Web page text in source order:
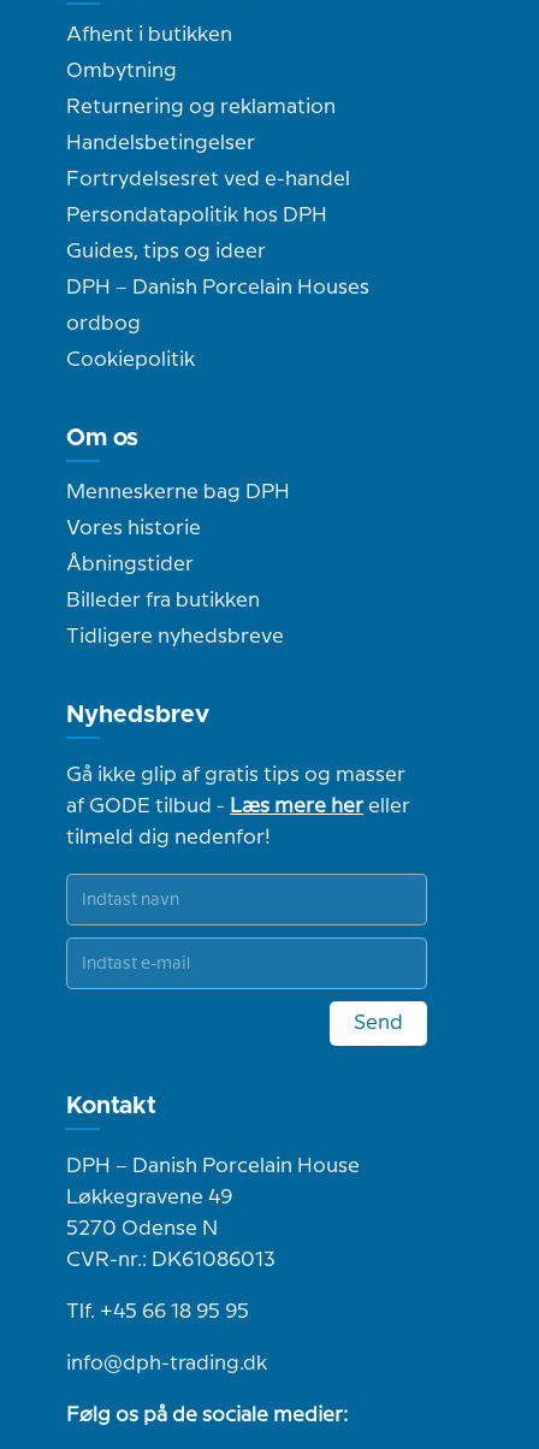
Afhent i butikken
Ombytning
Returnering og reklamation
Handelsbetingelser
Fortrydelsesret ved e-handel
Persondatapolitik hos DPH
Guides, tips og ideer
DPH – Danish Porcelain Houses
ordbog
Cookiepolitik
Om os
Menneskerne bag DPH
Vores historie
Åbningstider
Billeder fra butikken
Tidligere nyhedsbreve
Nyhedsbrev
Gå ikke glip af gratis tips og masser
af GODE tilbud - Læs mere hereller
tilmeld dig nedenfor!
Send
Kontakt
DPH – Danish Porcelain House
Løkkegravene 49
5270 Odense N
CVR-nr.: DK61086013
Tlf. +45 66 18 95 95
info@dph-trading.dk
Følg os på de sociale medier: